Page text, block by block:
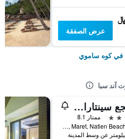
عرض الصفقة
في كوه ساموي
آند سبا
منتجع سينتارا فيلاز، ساموي
ممتاز 8.1
111 Moo 2, Maret, Natien Beach, كوه ساموي, تايلاند